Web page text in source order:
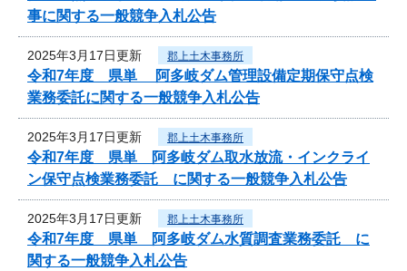
事に関する一般競争入札公告
2025年3月17日更新 郡上土木事務所
令和7年度 県単 阿多岐ダム管理設備定期保守点検
業務委託に関する一般競争入札公告
2025年3月17日更新 郡上土木事務所
令和7年度 県単 阿多岐ダム取水放流・インクライ
ン保守点検業務委託 に関する一般競争入札公告
2025年3月17日更新 郡上土木事務所
令和7年度 県単 阿多岐ダム水質調査業務委託 に
関する一般競争入札公告